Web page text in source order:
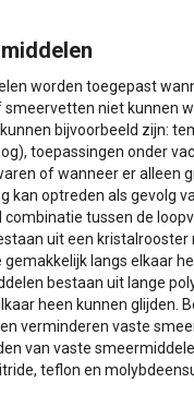
worden toegepast
niet kunnen
bijvoorbeeld zijn:
toepassingen onder
of wanneer er alleen
kan optreden als gevolg
tussen de
uit een kristalrooster
langs elkaar
bestaan uit lange
heen kunnen glijden.
verminderen vaste
van vaste
teflon en